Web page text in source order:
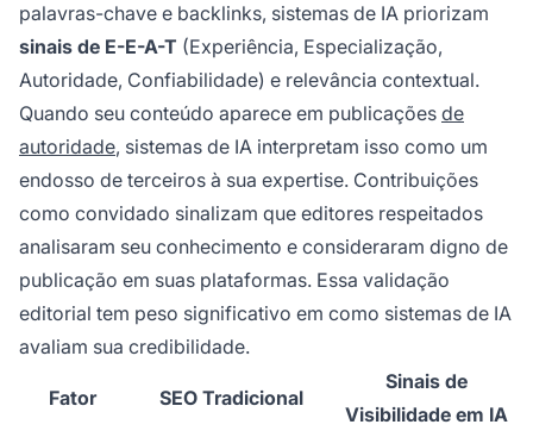
palavras-chave e backlinks, sistemas de IA priorizam
sinais de E-E-A-T (Experiência, Especialização,
Autoridade, Confiabilidade) e relevância contextual.
Quando seu conteúdo aparece em publicações de
autoridade, sistemas de IA interpretam isso como um
endosso de terceiros à sua expertise. Contribuições
como convidado sinalizam que editores respeitados
analisaram seu conhecimento e consideraram digno de
publicação em suas plataformas. Essa validação
editorial tem peso significativo em como sistemas de IA
avaliam sua credibilidade.
Fator SEO Tradicional
Sinais de
Visibilidade em IA